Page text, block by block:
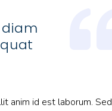
anim id est laborum.